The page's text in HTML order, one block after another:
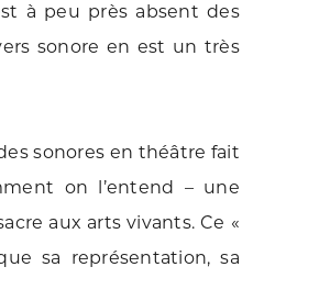
à peu près absent des
sonore en est un très
sonores en théâtre fait
on l’entend – une
aux arts vivants. Ce «
sa représentation, sa